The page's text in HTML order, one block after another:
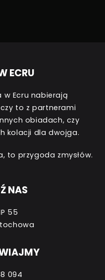
ECRU
w Ecru nabierają
to z partnerami
obiadach, czy
kolacji dla dwojga.
to przygoda zmysłów.
NAS
55
094